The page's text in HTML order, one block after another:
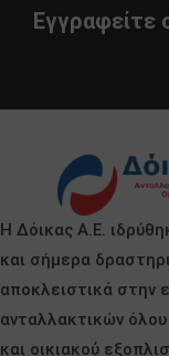
Εγγραφείτε
Η Δόικας Α.Ε.
και σήμερα
αποκλειστικά στην
ανταλλακτικών
και οικιακού